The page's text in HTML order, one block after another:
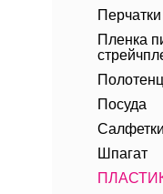
Перчатки
Пленка
Посуда
Салфетки
Шпагат